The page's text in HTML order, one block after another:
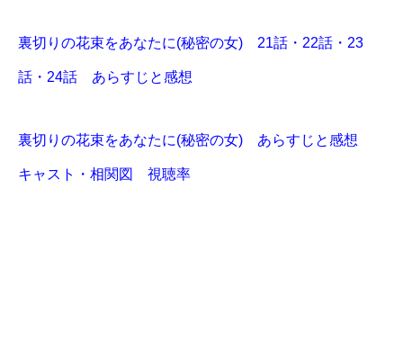
裏切りの花束をあなたに(秘密の女) 21話・22話・23
話・24話 あらすじと感想
裏切りの花束をあなたに(秘密の女) あらすじと感想
キャスト・相関図 視聴率